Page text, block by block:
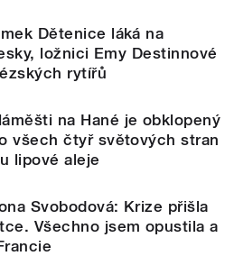
Dětenice láká na
ložnici Emy Destinnové
rytířů
na Hané je obklopený
všech čtyř světových stran
lipové aleje
Svobodová: Krize přišla
Všechno jsem opustila a